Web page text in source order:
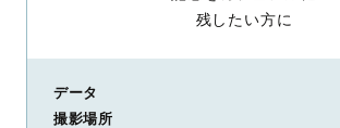
残したい方に
データ
撮影場所